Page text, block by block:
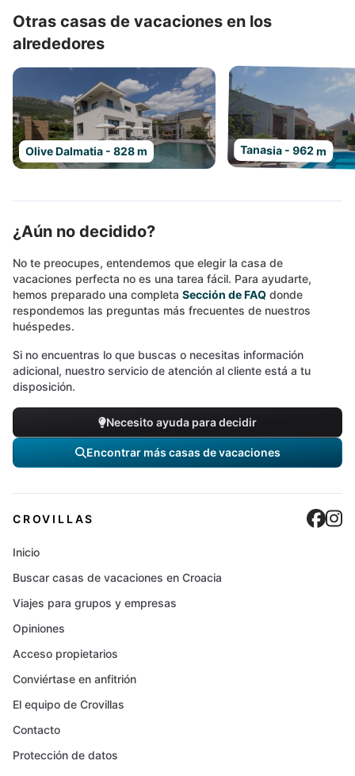
Otras casas de vacaciones en los
alrededores
Olive Dalmatia - 828 m Tanasia - 962 m
¿Aún no decidido?
No te preocupes, entendemos que elegir la casa de
vacaciones perfecta no es una tarea fácil. Para ayudarte,
hemos preparado una completa Sección de FAQ donde
respondemos las preguntas más frecuentes de nuestros
huéspedes.
Si no encuentras lo que buscas o necesitas información
adicional, nuestro servicio de atención al cliente está a tu
disposición.
Necesito ayuda para decidir
Encontrar más casas de vacaciones
CROVILLAS
Inicio
Buscar casas de vacaciones en Croacia
Viajes para grupos y empresas
Opiniones
Acceso propietarios
Conviértase en anfitrión
El equipo de Crovillas
Contacto
Protección de datos